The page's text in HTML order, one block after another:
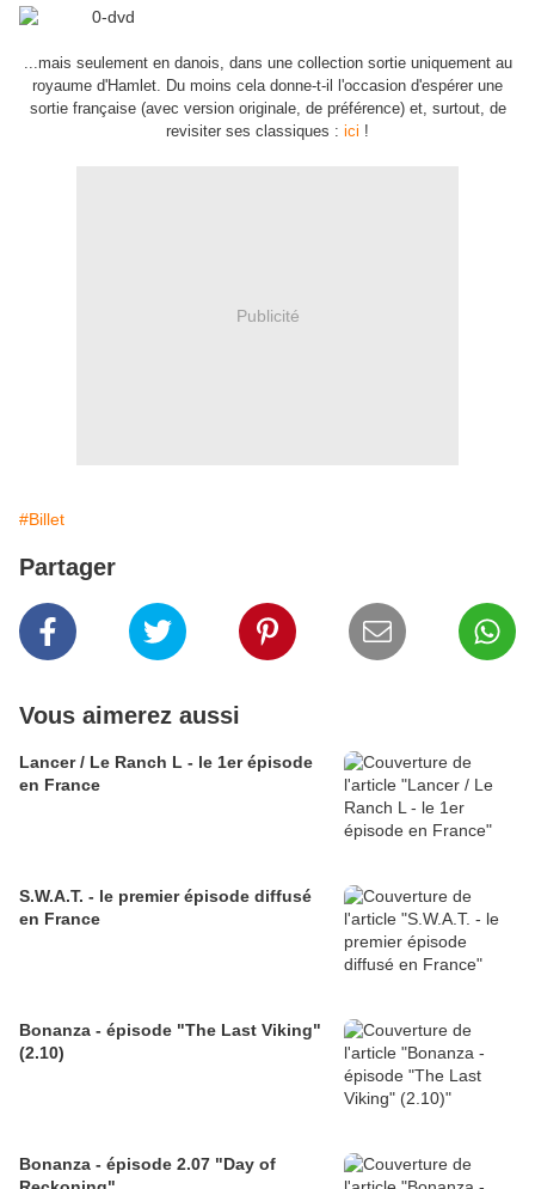
...mais seulement en danois, dans une collection sortie uniquement au
royaume d'Hamlet. Du moins cela donne-t-il l'occasion d'espérer une
sortie française (avec version originale, de préférence) et, surtout, de
revisiter ses classiques : ici !
Publicité
#Billet
Partager
Vous aimerez aussi
Lancer / Le Ranch L - le 1er épisode
en France
S.W.A.T. - le premier épisode diffusé
en France
Bonanza - épisode "The Last Viking"
(2.10)
Bonanza - épisode 2.07 "Day of